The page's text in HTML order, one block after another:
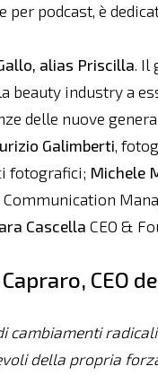
podcast, è
alias Priscilla. Il
beauty industry a
delle nuove
Galimberti,
fotografici; Michele
Communication
Cascella CEO &
CEO
cambiamenti
della propria